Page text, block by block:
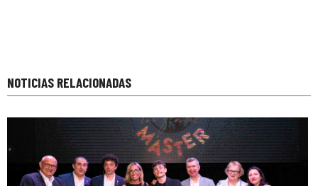
NOTICIAS RELACIONADAS